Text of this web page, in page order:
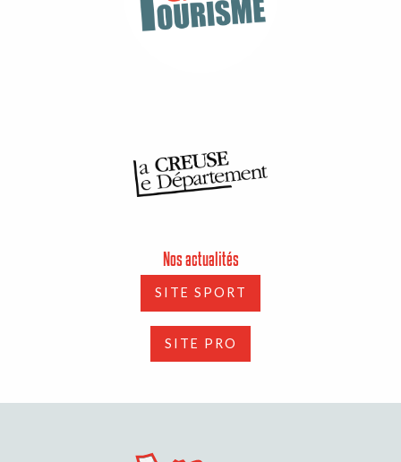
Nos actualités
SITE SPORT
SITE PRO